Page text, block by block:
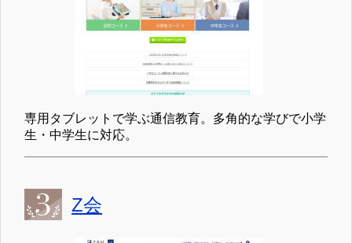
専用タブレットで学ぶ通信教育。多角的な学びで小学
生・中学生に対応。
Z会